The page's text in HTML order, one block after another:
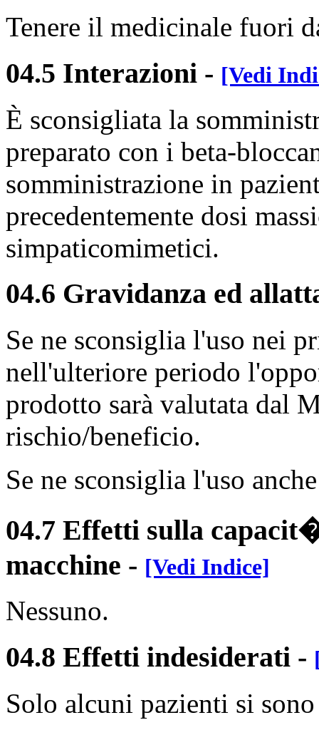
Tenere il medicinale fuori
04.5 Interazioni - [Vedi
È sconsigliata la
preparato con i beta-
somministrazione in
precedentemente dosi
simpaticomimetici.
04.6 Gravidanza ed
Se ne sconsiglia l'uso nei
nell'ulteriore periodo
prodotto sarà valutata dal
rischio/beneficio.
Se ne sconsiglia l'uso
04.7 Effetti sulla
macchine - [Vedi Indice]
Nessuno.
04.8 Effetti indesiderati -
Solo alcuni pazienti si